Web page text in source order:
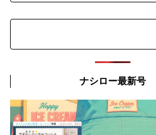
ナシロー最新号